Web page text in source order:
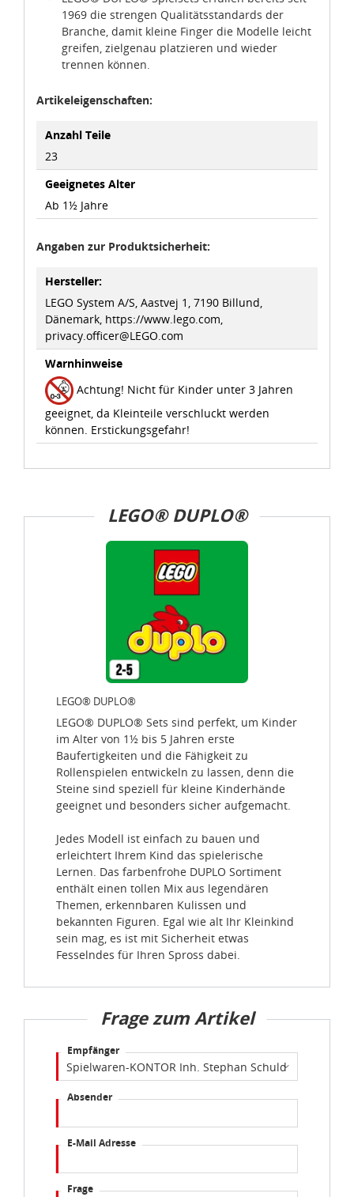
auf Ihrem Bildschirm anpassen und damit widerrufen.
idee+spiel Betriebs-GmbH
Datenschutzbestimmungen
1969 die strengen Qualitätsstandards der
Branche, damit kleine Finger die Modelle leicht
greifen, zielgenau platzieren und wieder
trennen können.
Artikeleigenschaften:
Anzahl Teile
23
Geeignetes Alter
Ab 1½ Jahre
Angaben zur Produktsicherheit:
Hersteller:
LEGO System A/S, Aastvej 1, 7190 Billund,
Dänemark, https://www.lego.com,
privacy.officer@LEGO.com
Warnhinweise
Achtung! Nicht für Kinder unter 3 Jahren
geeignet, da Kleinteile verschluckt werden
können. Erstickungsgefahr!
LEGO® DUPLO®
LEGO® DUPLO®
LEGO® DUPLO® Sets sind perfekt, um Kinder
im Alter von 1½ bis 5 Jahren erste
Baufertigkeiten und die Fähigkeit zu
Rollenspielen entwickeln zu lassen, denn die
Steine sind speziell für kleine Kinderhände
geeignet und besonders sicher aufgemacht.
Jedes Modell ist einfach zu bauen und
erleichtert Ihrem Kind das spielerische
Lernen. Das farbenfrohe DUPLO Sortiment
enthält einen tollen Mix aus legendären
Themen, erkennbaren Kulissen und
bekannten Figuren. Egal wie alt Ihr Kleinkind
sein mag, es ist mit Sicherheit etwas
Fesselndes für Ihren Spross dabei.
Frage zum Artikel
Empfänger
Absender
E-Mail Adresse
Frage